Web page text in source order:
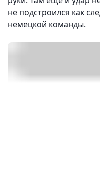
не подстроился как
немецкой команды.